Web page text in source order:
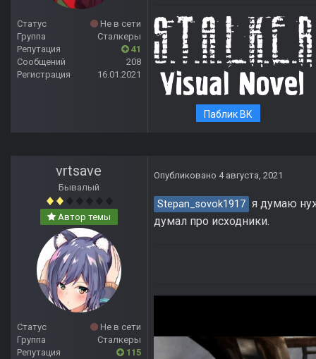
Статус
Не в сети
Группа
Сталкеры
Репутация
41
Сообщений
208
Регистрация
16.01.2021
Паблик ВК
vrtsave
Бывалый
Автор темы
Статус
Не в сети
Группа
Сталкеры
Репутация
115
Опубликовано 4 августа, 2021
Stepan_sovok1917 я думаю
думал про исходники.